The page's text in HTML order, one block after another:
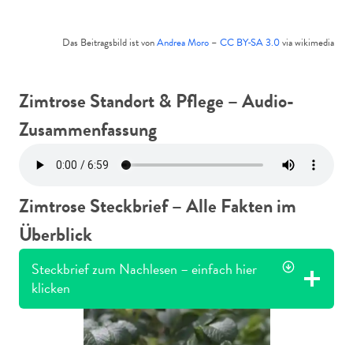
Das Beitragsbild ist vonAndrea Moro – CC BY-SA 3.0via wikimedia
Zimtrose Standort & Pflege – Audio-
Zusammenfassung
Zimtrose Steckbrief – Alle Fakten im
Überblick
Steckbrief zum Nachlesen – einfach hier
klicken